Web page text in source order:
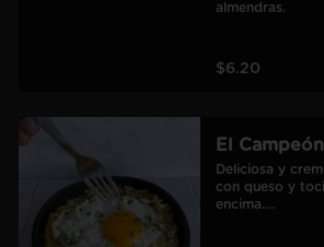
almendras.
$6.20
El Campeón
Deliciosa y
con queso y
encima.